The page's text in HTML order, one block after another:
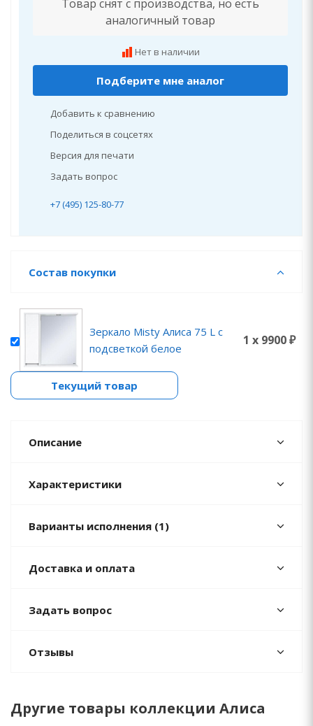
Товар снят с производства, но есть
аналогичный товар
Нет в наличии
Подберите мне аналог
Добавить к сравнению
Поделиться в соцсетях
Версия для печати
Задать вопрос
+7 (495) 125-80-77
Состав покупки
Зеркало Misty Алиса 75 L с
подсветкой белое
1 x 9900 ₽
Текущий товар
Описание
Характеристики
Варианты исполнения (1)
Доставка и оплата
Задать вопрос
Отзывы
Другие товары коллекции Алиса